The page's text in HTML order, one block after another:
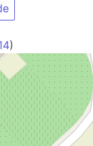
)